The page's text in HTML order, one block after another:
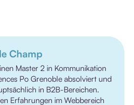
Champ
Master 2 in Kommunikation
Po Grenoble absolviert und
in B2B-Bereichen.
Erfahrungen im Webbereich